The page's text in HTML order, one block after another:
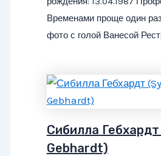
Временами проще один
фото с голой Ванесой
Сибилла
Gebhardt)